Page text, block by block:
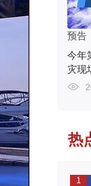
预告
今年
灾现
热
1